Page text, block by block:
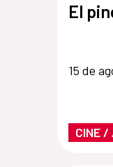
El
15 de
CINE /